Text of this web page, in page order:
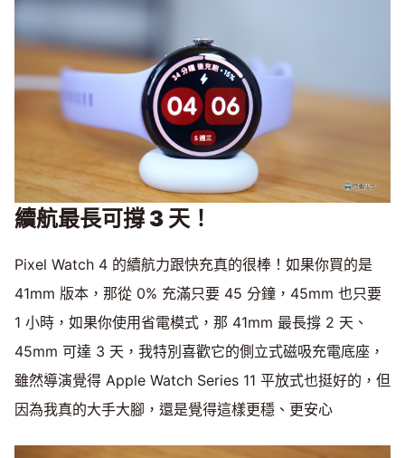
續航最長可撐 3 天！
Pixel Watch 4 的續航力跟快充真的很棒！如果你買的是
41mm 版本，那從 0% 充滿只要 45 分鐘，45mm 也只要
1 小時，如果你使用省電模式，那 41mm 最長撐 2 天、
45mm 可達 3 天，我特別喜歡它的側立式磁吸充電底座，
雖然導演覺得 Apple Watch Series 11 平放式也挺好的，但
因為我真的大手大腳，還是覺得這樣更穩、更安心